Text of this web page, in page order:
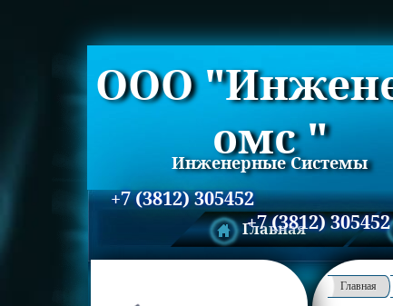
ООО
омс "
Инженерные Системы
+7 (3812) 305452
+7 (3812) 305452
Главная
Главная